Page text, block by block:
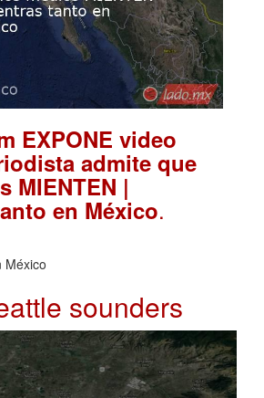
EXPONE video
admite que
MIENTEN |
en México.
México
sounders